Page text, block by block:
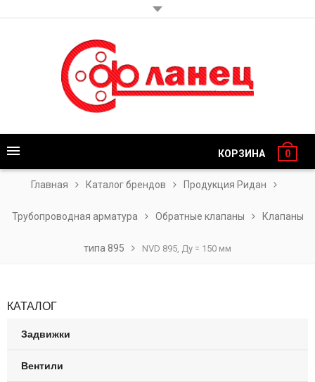
КОРЗИНА 0
Главная Каталог брендов Продукция Ридан
Трубопроводная арматура Обратные клапаны Клапаны
типа 895 NVD 895, Ду = 150 мм
КАТАЛОГ
Задвижки
Вентили